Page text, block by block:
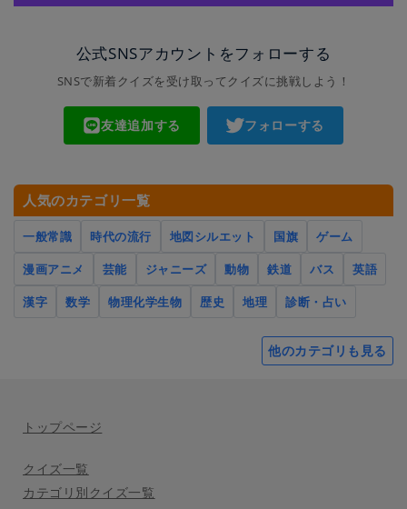
公式SNSアカウントをフォローする
SNSで新着クイズを受け取ってクイズに挑戦しよう！
友達追加する フォローする
人気のカテゴリ一覧
一般常識 時代の流行 地図シルエット 国旗
ゲーム
漫画アニメ
芸能 ジャニーズ 動物 鉄道 バス
英語
漢字
数学 物理化学生物 歴史 地理 診断・占い
他のカテゴリも見る
トップページ
クイズ一覧
カテゴリ別クイズ一覧